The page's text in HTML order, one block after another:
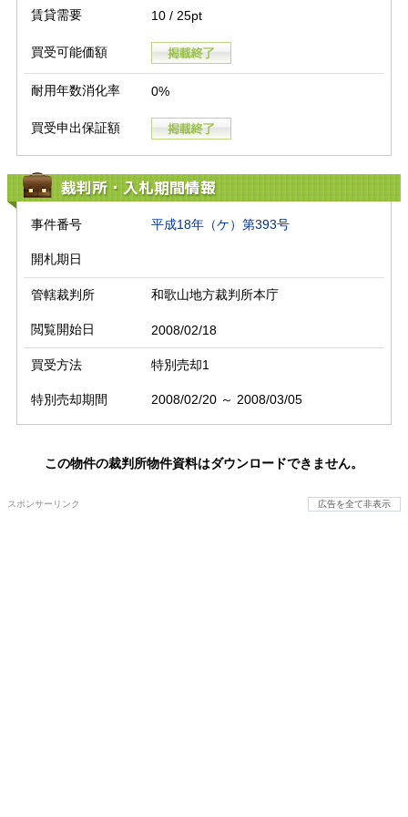
賃貸需要 10 / 25pt
買受可能価額
耐用年数消化率 0%
買受申出保証額
裁判所・入札期間情報
事件番号 平成18年（ケ）第393号
開札期日
管轄裁判所 和歌山地方裁判所本庁
閲覧開始日 2008/02/18
買受方法 特別売却1
特別売却期間 2008/02/20 ～ 2008/03/05
この物件の裁判所物件資料はダウンロードできません。
スポンサーリンク 広告を全て非表示